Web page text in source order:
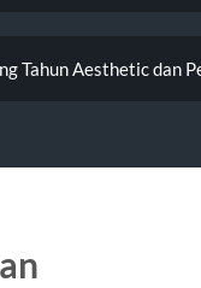
Tahun Aesthetic dan